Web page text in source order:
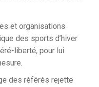
et organisations
des sports d’hiver
liberté, pour lui
des référés rejette